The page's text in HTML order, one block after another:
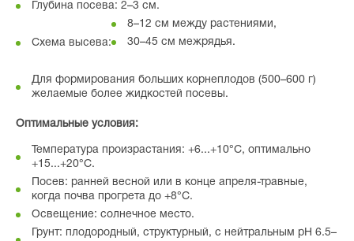
Глубина посева: 2–3 см.
Схема высева:
8–12 см между растениями,
30–45 см межрядья.
Для формирования больших корнеплодов (500–600 г)
желаемые более жидкостей посевы.
Оптимальные условия:
Температура произрастания: +6...+10°C, оптимально
+15...+20°C.
Посев: ранней весной или в конце апреля-травные,
когда почва прогрета до +8°C.
Освещение: солнечное место.
Грунт: плодородный, структурный, с нейтральным pH 6.5–